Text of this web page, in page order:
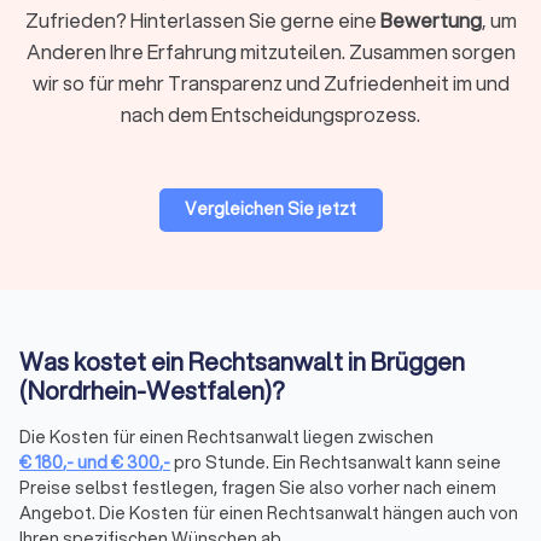
Bereiche erfordern jeweils spezialisiertes Wissen. Ein
Fachanwalt hat zusätzliche Qualifikationen und
nachgewiesene Erfahrung in seinem Gebiet.
Für viele Mandate ist ein Anwalt in Ihrer Nähe praktisch,
insbesondere wenn persönliche Treffen oder
Bewertungen prüfen
Bei Trustlocal finden Sie alle relevanten Bewertungen
gebündelt an einem Ort. Wir sammeln
Mandantenbewertungen von verschiedenen Plattformen und
fassen sie in einem übersichtlichen Trustlocal Score
zusammen. So sehen Sie auf einen Blick, wie andere
Zufrieden? Hinterlassen Sie gerne eineBewertung, um
Anderen Ihre Erfahrung mitzuteilen. Zusammen sorgen
wir so für mehr Transparenz und Zufriedenheit im und
nach dem Entscheidungsprozess.
Vergleichen Sie jetzt
Was kostet ein Rechtsanwalt in Brüggen
(Nordrhein-Westfalen)?
Die Kosten für einen Rechtsanwalt liegen zwischen
€180,-und€300,-pro Stunde. Ein Rechtsanwalt kann seine
Preise selbst festlegen, fragen Sie also vorher nach einem
Angebot. Die Kosten für einen Rechtsanwalt hängen auch von